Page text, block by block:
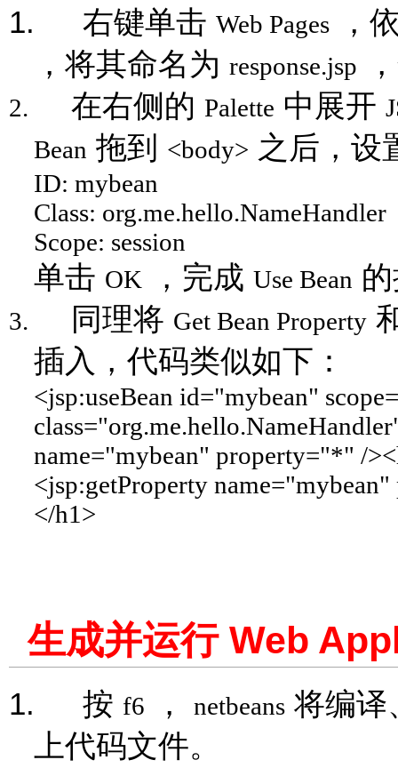
1.
右键单击 Web Pages
，
，将其命名为 response.jsp
2. 在右侧的 Palette 中展开
Bean 拖到 <body> 之后，设
ID: mybean
Class: org.me.hello.NameHandler
Scope: session
单击 OK ，完成 Use Bean
3. 同理将 Get Bean Property
插入，代码类似如下：
<jsp:useBean id="mybean"
name="mybean" property="*" /
<jsp:getProperty
</h1>
生成并运行 Web
1. 按 f6 ， netbeans 将编译
上代码文件。